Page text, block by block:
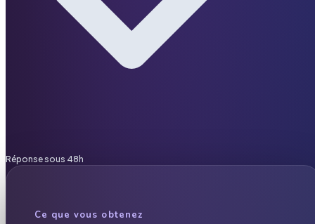
Réponse sous 48h
Ce que vous obtenez